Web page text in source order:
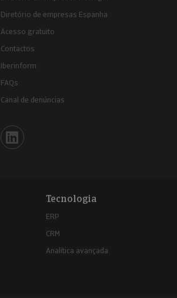
Diretório de empresas Espanha
Acesso gratuito
Contactos
Iberinform
FAQs
Canal de denúncias
Iberinform en Linkedin
Tecnologia
ERP
CRM
Analítica avançada